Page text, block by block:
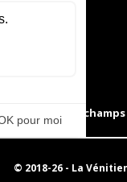
des grands
© 2018-26 - La